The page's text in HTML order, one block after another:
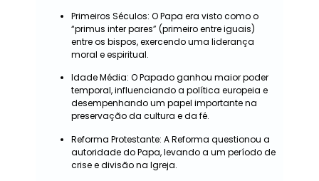
Primeiros Séculos: O Papa era visto como o
“primus inter pares” (primeiro entre iguais)
entre os bispos, exercendo uma liderança
moral e espiritual.
Idade Média: O Papado ganhou maior poder
temporal, influenciando a política europeia e
desempenhando um papel importante na
preservação da cultura e da fé.
Reforma Protestante: A Reforma questionou a
autoridade do Papa, levando a um período de
crise e divisão na Igreja.